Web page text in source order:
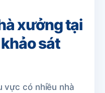
xưởng tại
sát
vực có nhiều nhà